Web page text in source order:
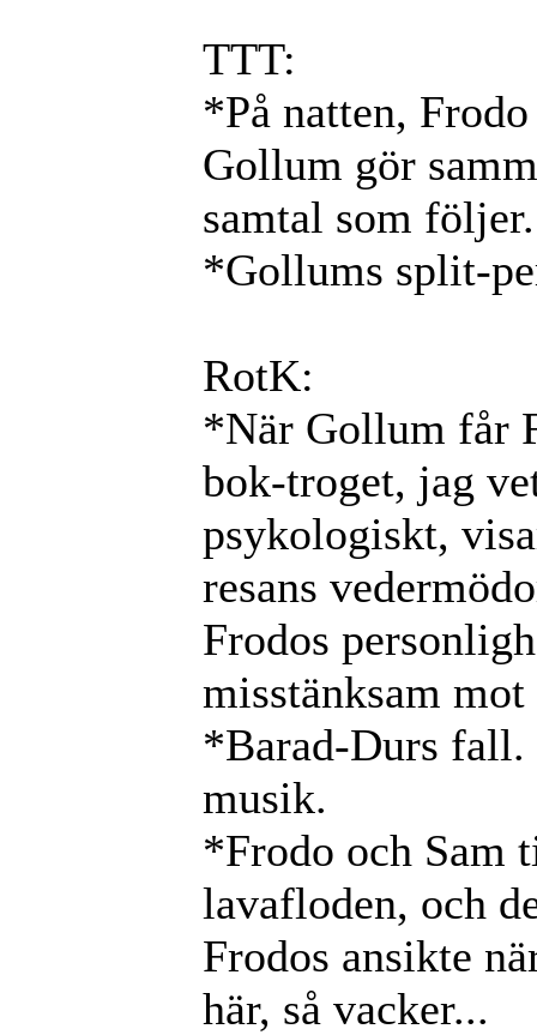
TTT:
*På natten,
Gollum gör
samtal som följer.
*Gollums split-
RotK:
*När Gollum får
bok-troget, jag
psykologiskt,
resans
Frodos
misstänksam mot
*Barad-Durs
musik.
*Frodo och Sam
lavafloden, och
Frodos ansikte
här, så vacker...